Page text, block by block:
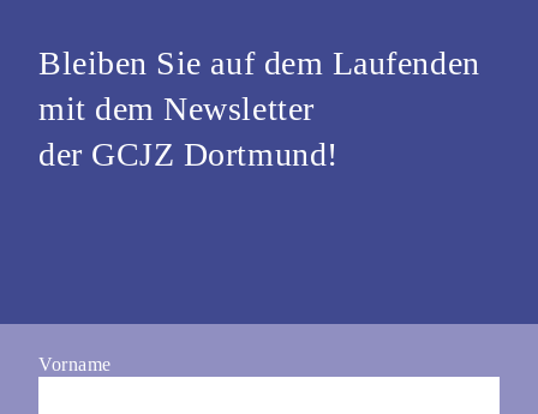
Bleiben Sie auf dem Laufenden
mit dem Newsletter
der GCJZ Dortmund!
Vorname